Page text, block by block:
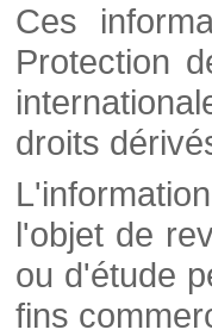
Ces
Protection
droits
l'objet de
ou d'étude
fins